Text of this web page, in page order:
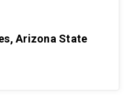
Arizona State